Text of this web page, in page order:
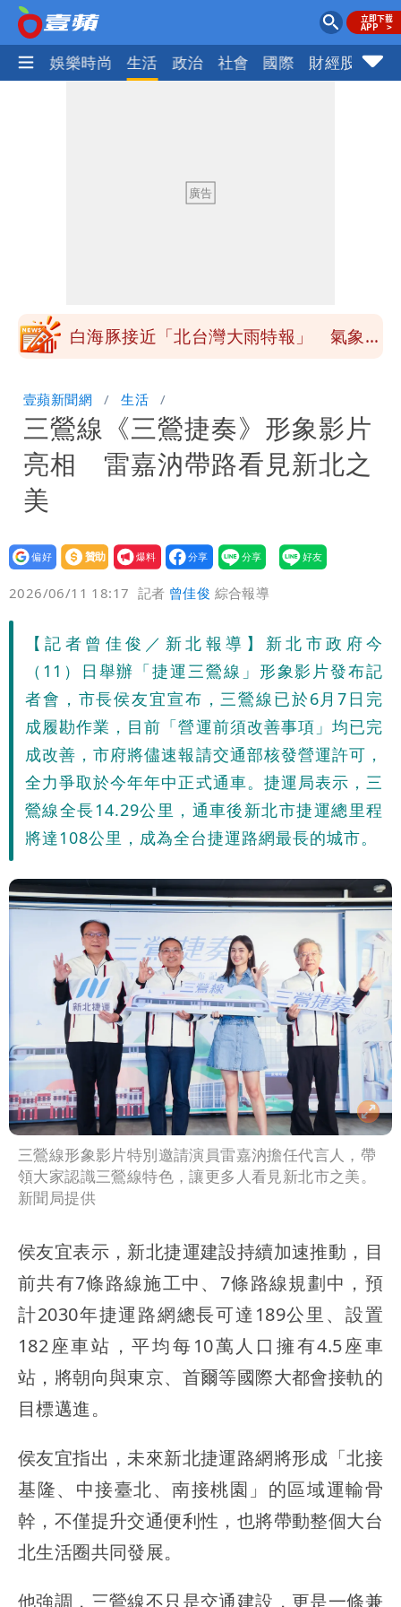
熱門 娛樂時尚 生活 政治 社會 國際 財經股市
交往3個月閃嫁農業處科長
柯文哲陪媽媽過父親節 分享「爸爸留給
恐下500毫米
白海豚接近「北台灣大雨特報」 氣象
原因「模仿超人力霸王」
原本對小S印象差 家長曝她「私下1舉
動」徹底改觀
姜厚任小24歲女友「舊身分」曝光！昔
我最重要的一課」
壹蘋新聞網 生活
三鶯線《三鶯捷奏》形象影片
亮相 雷嘉汭帶路看見新北之
美
設為
贊助
我要
爆料
2026/06/11 18:17 記者 曾佳俊 綜合報導
【記者曾佳俊／新北報導】新北市政府今
（11）日舉辦「捷運三鶯線」形象影片發布記
者會，市長侯友宜宣布，三鶯線已於6月7日完
成履勘作業，目前「營運前須改善事項」均已完
成改善，市府將儘速報請交通部核發營運許可，
全力爭取於今年年中正式通車。捷運局表示，三
鶯線全長14.29公里，通車後新北市捷運總里程
將達108公里，成為全台捷運路網最長的城市。
三鶯線形象影片特別邀請演員雷嘉汭擔任代言人，帶
領大家認識三鶯線特色，讓更多人看見新北市之美。
新聞局提供
侯友宜表示，新北捷運建設持續加速推動，目
前共有7條路線施工中、7條路線規劃中，預
計2030年捷運路網總長可達189公里、設置
182座車站，平均每10萬人口擁有4.5座車
站，將朝向與東京、首爾等國際大都會接軌的
目標邁進。
侯友宜指出，未來新北捷運路網將形成「北接
基隆、中接臺北、南接桃園」的區域運輸骨
幹，不僅提升交通便利性，也將帶動整個大台
北生活圈共同發展。
他強調，三鶯線不只是交通建設，更是一條兼